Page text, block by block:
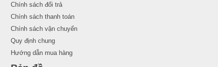
Chính sách đổi trả
Chính sách thanh toán
Chính sách vận chuyển
Quy định chung
Hướng dẫn mua hàng